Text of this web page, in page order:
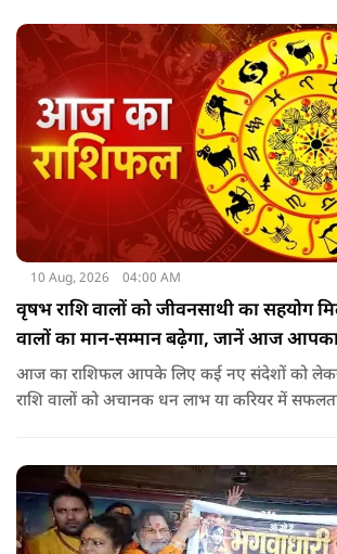
10 Aug, 2026 04:00 AM
वृषभ राशि वालों को जीवनसाथी का सहयोग
वालों का मान-सम्मान बढ़ेगा, जानें आज आपका
आज का राशिफल आपके लिए कई नए संदेशों को
राशि वालों को अचानक धन लाभ या करियर में
सकता है.